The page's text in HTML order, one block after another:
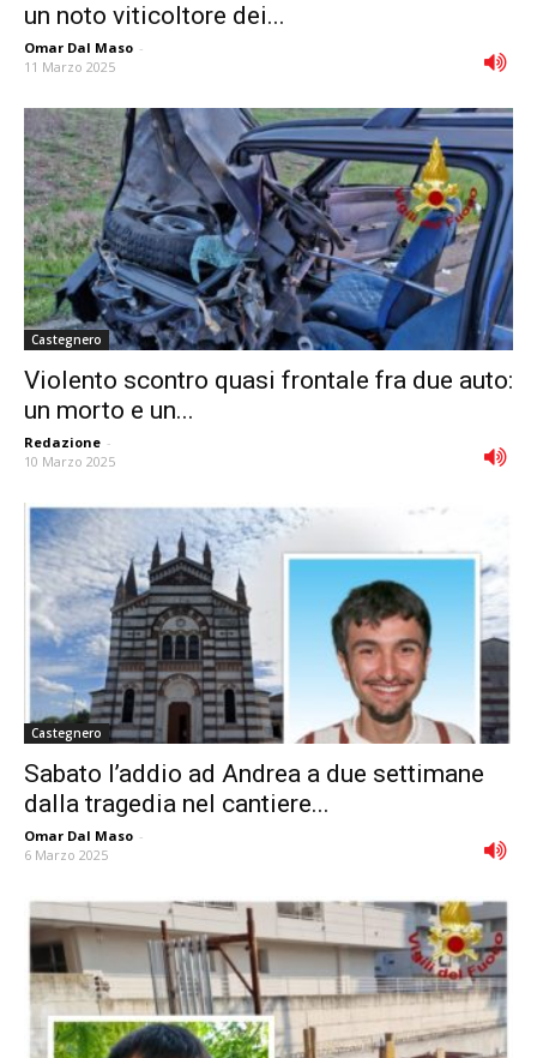
un noto viticoltore dei...
Omar Dal Maso -
11 Marzo 2025
Castegnero
Violento scontro quasi frontale fra due auto:
un morto e un...
Redazione -
10 Marzo 2025
Castegnero
Sabato l’addio ad Andrea a due settimane
dalla tragedia nel cantiere...
Omar Dal Maso -
6 Marzo 2025